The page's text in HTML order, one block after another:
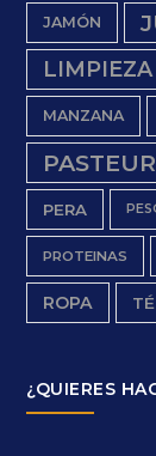
JAMÓN
LIMPIEZA
MANZANA
PERA
PROTEINAS
ROPA TÉ
¿QUIERES